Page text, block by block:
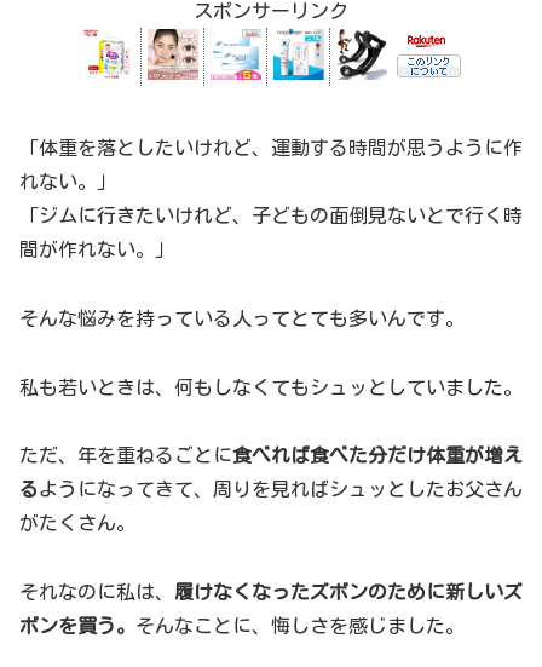
スポンサーリンク
「体重を落としたいけれど、運動する時間が思うように作
れない。」
「ジムに行きたいけれど、子どもの面倒見ないとで行く時
間が作れない。」
そんな悩みを持っている人ってとても多いんです。
私も若いときは、何もしなくてもシュッとしていました。
ただ、年を重ねるごとに食べれば食べた分だけ体重が増え
るようになってきて、周りを見ればシュッとしたお父さん
がたくさん。
それなのに私は、 履けなくなったズボンのために新しいズ
ボンを買う。 そんなことに、悔しさを感じました。